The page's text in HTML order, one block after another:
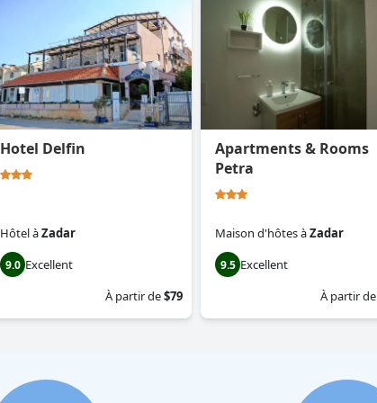
Hotel Delfin
HôtelàZadar
9.0 Excellent
À partir de$79
Apartments & Rooms
Petra
Maison d'hôtesàZadar
9.5 Excellent
À partir de